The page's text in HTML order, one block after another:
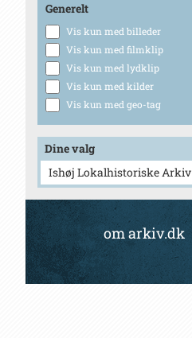
Generelt
Vis kun med billeder
Vis kun med filmklip
Vis kun med lydklip
Vis kun med kilder
Vis kun med geo-tag
Dine valg
Ishøj Lokalhistoriske Arkiv
om arkiv.dk